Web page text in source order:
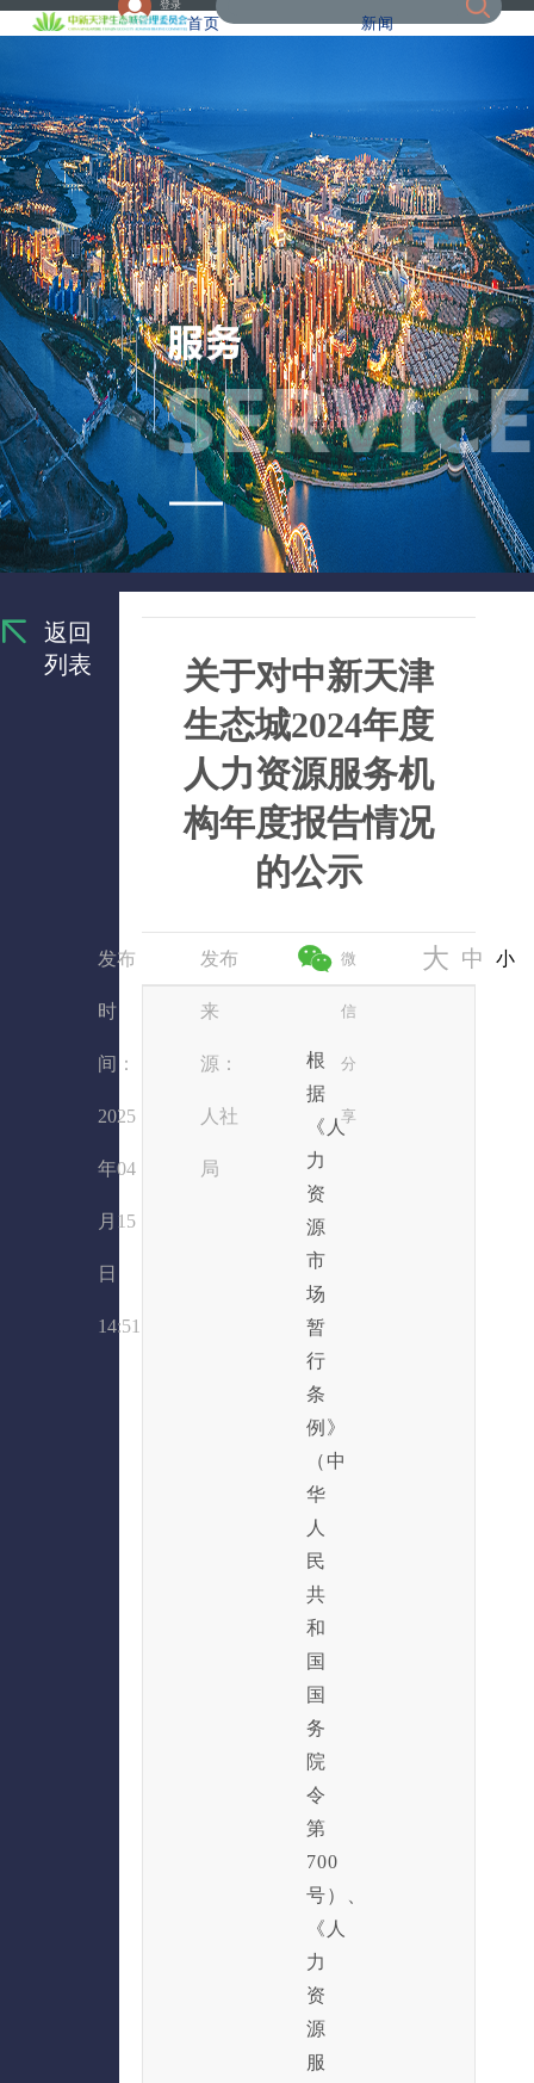
登录
首页 新闻
返回
列表
关于对中新天津
生态城2024年度
人力资源服务机
构年度报告情况
的公示
发布
时
间：
2025
年04
月15
日
14:51
发布
来
源：
人社
局
微
信
分
享
大 中 小
根
据
《人
力
资
源
市
场
暂
行
条
例》
（中
华
人
民
共
和
国
国
务
院
令
第
700
号）、
《人
力
资
源
服